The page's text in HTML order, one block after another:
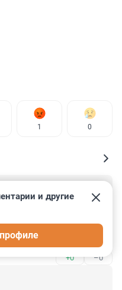
1 0
совести Устроить под
посредственной
три дня
+0 –0
и другие